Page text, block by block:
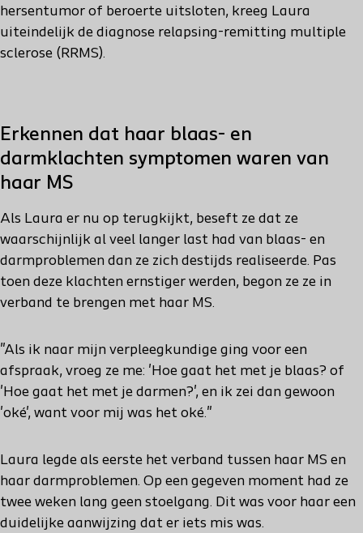
hersentumor of beroerte uitsloten, kreeg Laura
uiteindelijk de diagnose relapsing-remitting multiple
sclerose (RRMS).
Erkennen dat haar blaas- en
darmklachten symptomen waren van
haar MS
Als Laura er nu op terugkijkt, beseft ze dat ze
waarschijnlijk al veel langer last had van blaas- en
darmproblemen dan ze zich destijds realiseerde. Pas
toen deze klachten ernstiger werden, begon ze ze in
verband te brengen met haar MS.
"Als ik naar mijn verpleegkundige ging voor een
afspraak, vroeg ze me: 'Hoe gaat het met je blaas? of
'Hoe gaat het met je darmen?', en ik zei dan gewoon
'oké', want voor mij was het oké."
Laura legde als eerste het verband tussen haar MS en
haar darmproblemen. Op een gegeven moment had ze
twee weken lang geen stoelgang. Dit was voor haar een
duidelijke aanwijzing dat er iets mis was.